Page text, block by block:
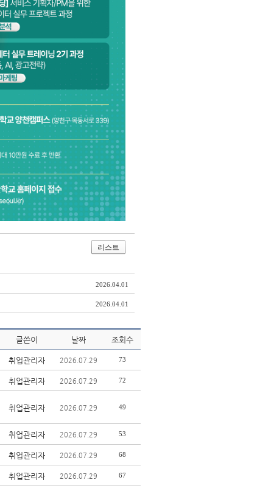
리스트
2026.04.01
2026.04.01
글쓴이 날짜 조회수
취업관리자 2026.07.29 73
취업관리자 2026.07.29 72
취업관리자 2026.07.29 49
취업관리자 2026.07.29 53
취업관리자 2026.07.29 68
취업관리자 2026.07.29 67